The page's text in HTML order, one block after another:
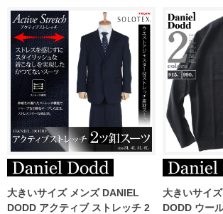
大きいサイズ メンズ DANIEL
DODD アクティブ ストレッチ 2
大きいサイ
DODD ウー